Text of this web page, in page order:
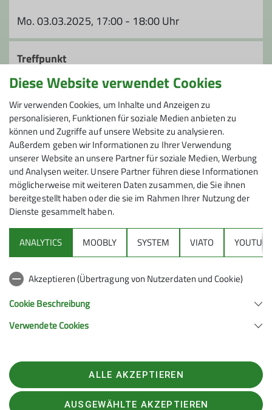
Mo. 03.03.2025, 17:00 - 18:00 Uhr
Treffpunkt
Bistrobereich des DAV Kletterzentrum
Wupperwände, Badische Straße 76, 42389
Wuppertal
Unsere Veranstaltungsorte
Wupperwände
Wupperwände
Badische Straße 76
42389 Wuppertal
Details
42389 Wuppertal
Telefon +4920228151820
Diese Website verwendet Cookies
Wir verwenden Cookies, um Inhalte und Anzeigen zu
personalisieren, Funktionen für soziale Medien anbieten zu
können und Zugriffe auf unsere Website zu analysieren.
Außerdem geben wir Informationen zu Ihrer Verwendung
unserer Website an unsere Partner für soziale Medien, Werbung
und Analysen weiter. Unsere Partner führen diese Informationen
möglicherweise mit weiteren Daten zusammen, die Sie ihnen
bereitgestellt haben oder die sie im Rahmen Ihrer Nutzung der
Dienste gesammelt haben.
ANALYTICS MOOBLY SYSTEM VIATO
Akzeptieren (Übertragung von Nutzerdaten und Cookie)
Cookie Beschreibung
Verwendete Cookies
ALLE AKZEPTIEREN
AUSGEWÄHLTE AKZEPTIEREN